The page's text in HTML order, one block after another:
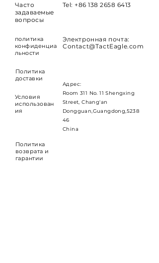
Часто
задаваемые
вопросы
Tel: +86138 2658 6413
политика
конфиденциа
льности
Электронная почта:
Contact@TactEagle.com
Политика
доставки
Условия
использован
ия
Адрес:
Room 311 No. 11 Shengxing
Street, Chang'an
Dongguan,Guangdong,5238
46
China
Политика
возврата и
гарантии